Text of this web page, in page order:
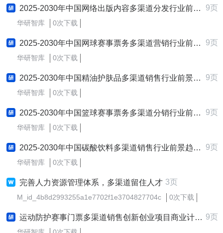
2025-2030年中国网络出版内容多渠道分发行业前景趋势预测及发展战略咨询报告 9页
华研智库 0次下载
2025-2030年中国网球赛事票务多渠道营销行业前景趋势预测及发展战略咨询报告 9页
华研智库 0次下载
2025-2030年中国精油护肤品多渠道销售行业前景趋势预测及发展战略咨询报告 9页
华研智库 0次下载
2025-2030年中国篮球赛事票务多渠道分销行业前景趋势预测及发展战略咨询报告 9页
华研智库 0次下载
2025-2030年中国碳酸饮料多渠道销售行业前景趋势预测及发展战略咨询报告 9页
华研智库 0次下载
完善人力资源管理体系，多渠道留住人才 3页
M_id_4b8d2993255a1e7702f1e3704827704c 0次下载
运动防护赛事门票多渠道销售创新创业项目商业计划书 9页